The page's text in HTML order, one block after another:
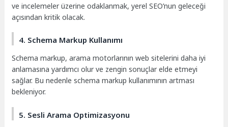
ve incelemeler üzerine odaklanmak, yerel SEO’nun geleceği
açısından kritik olacak.
4. Schema Markup Kullanımı
Schema markup, arama motorlarının web sitelerini daha iyi
anlamasına yardımcı olur ve zengin sonuçlar elde etmeyi
sağlar. Bu nedenle schema markup kullanımının artması
bekleniyor.
5. Sesli Arama Optimizasyonu